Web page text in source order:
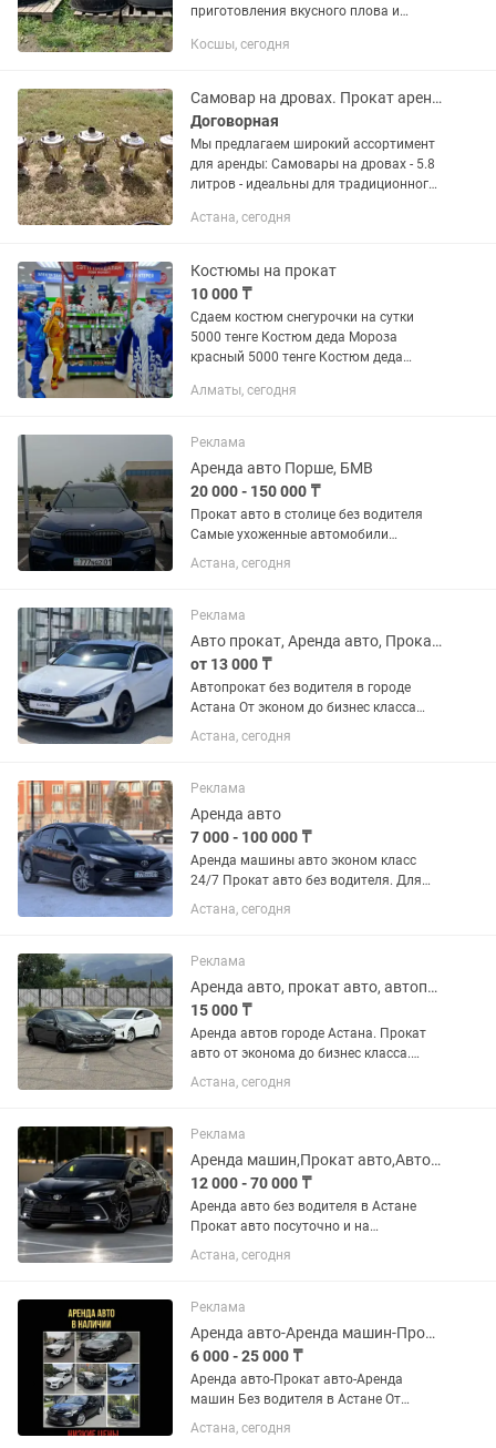
приготовления вкусного плова и
арендовать казаны различных
литров 30 литров 40...
Косшы, сегодня
Самовар на дровах. Прокат аренда г.Косшы
Договорная
Мы предлагаем широкий ассортимент
для аренды: Самовары на дровах - 5.8
литров - идеальны для традиционного
Электрические термопоты - 8 литров -
Астана, сегодня
Костюмы на прокат
10 000 ₸
Сдаем костюм снегурочки на сутки
5000 тенге Костюм деда Мороза
красный 5000 тенге Костюм деда
нолик по 5000 тенге
Алматы, сегодня
Реклама
Аренда авто Порше, БМВ
20 000 - 150 000 ₸
Прокат авто в столице без водителя
Самые ухоженные автомобили
Доставим до адреса Работаем
круглосуточно Тех поддержка 24/7
требуется удостоверение личности и...
Астана, сегодня
Реклама
Авто прокат, Аренда авто, Прокат авто
от 13 000 ₸
Автопрокат без водителя в городе
Астана От эконом до бизнес класса
Состояние у всех автомашин отличное
Самые низкие цены в городе Скидки
Астана, сегодня
Реклама
Аренда авто
7 000 - 100 000 ₸
Аренда машины авто эконом класс
24/7 Прокат авто без водителя. Для
такси не даем. Начиная от эконом до
премиум класса. Все автомобили
авто. Всегда есть в наличии. Самые...
Астана, сегодня
Реклама
Аренда авто, прокат авто, автопрокат без водителя
15 000 ₸
Аренда автов городе Астана. Прокат
авто от эконома до бизнес класса.
Автопрокат без водителя. Аренда
эконом класс: Акцент Элантра Соната
200 Лексус 570. Аренда:...
Астана, сегодня
Реклама
Аренда машин,Прокат авто,Автопрокат без водителя Астана.Аренда авто.
12 000 - 70 000 ₸
Аренда авто без водителя в Астане
Прокат авто посуточно и на
долгосрочно. Автопрокат 24/7. Аренда
авто,Прокат авто,Автопрокат. Аренда
Эконом класс Акцент Рио...
Астана, сегодня
Реклама
Аренда авто-Аренда машин-Прокат авто
6 000 - 25 000 ₸
Аренда авто-Прокат авто-Аренда
машин Без водителя в Астане От
эконома до премиум класса По городу
и межгород Самые низкие цены у нас!
Астана, сегодня